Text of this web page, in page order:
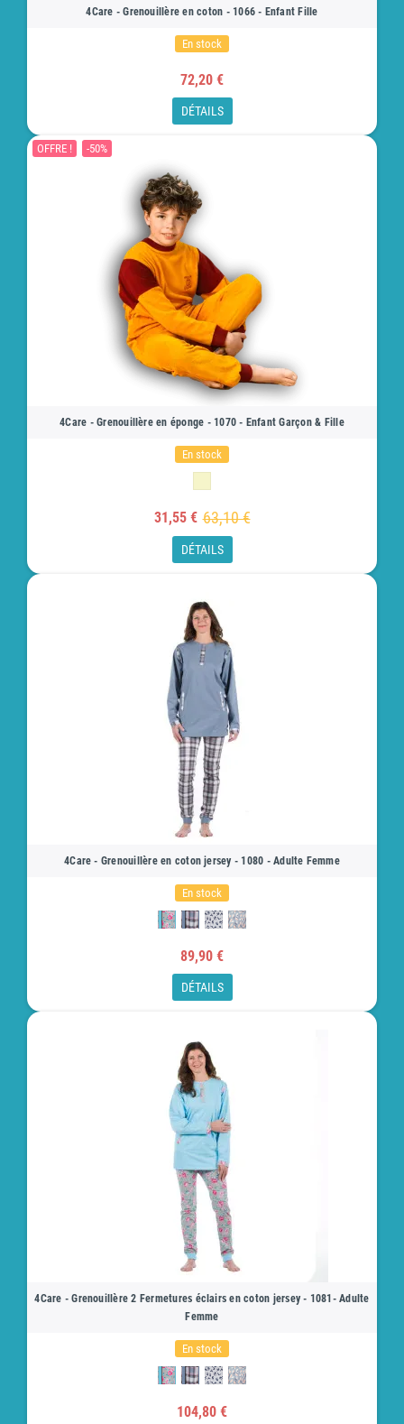
4Care - Grenouillère en coton - 1066 - Enfant Fille
En stock
72,20 €
DÉTAILS
OFFRE ! -50%
4Care - Grenouillère en éponge - 1070 - Enfant Garçon & Fille
En stock
31,55 € 63,10 €
DÉTAILS
4Care - Grenouillère en coton jersey - 1080 - Adulte Femme
En stock
89,90 €
DÉTAILS
4Care - Grenouillère 2 Fermetures éclairs en coton jersey - 1081- Adulte
Femme
En stock
104,80 €